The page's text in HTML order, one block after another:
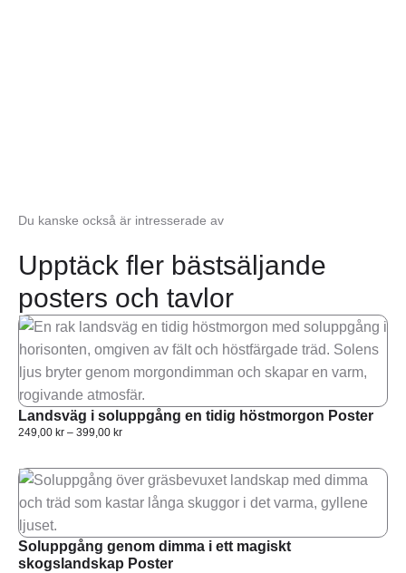
Du kanske också är intresserade av
Upptäck fler bästsäljande
posters och tavlor
Landsväg i soluppgång en tidig höstmorgon Poster
249,00 kr – 399,00 kr
Soluppgång genom dimma i ett magiskt
skogslandskap Poster